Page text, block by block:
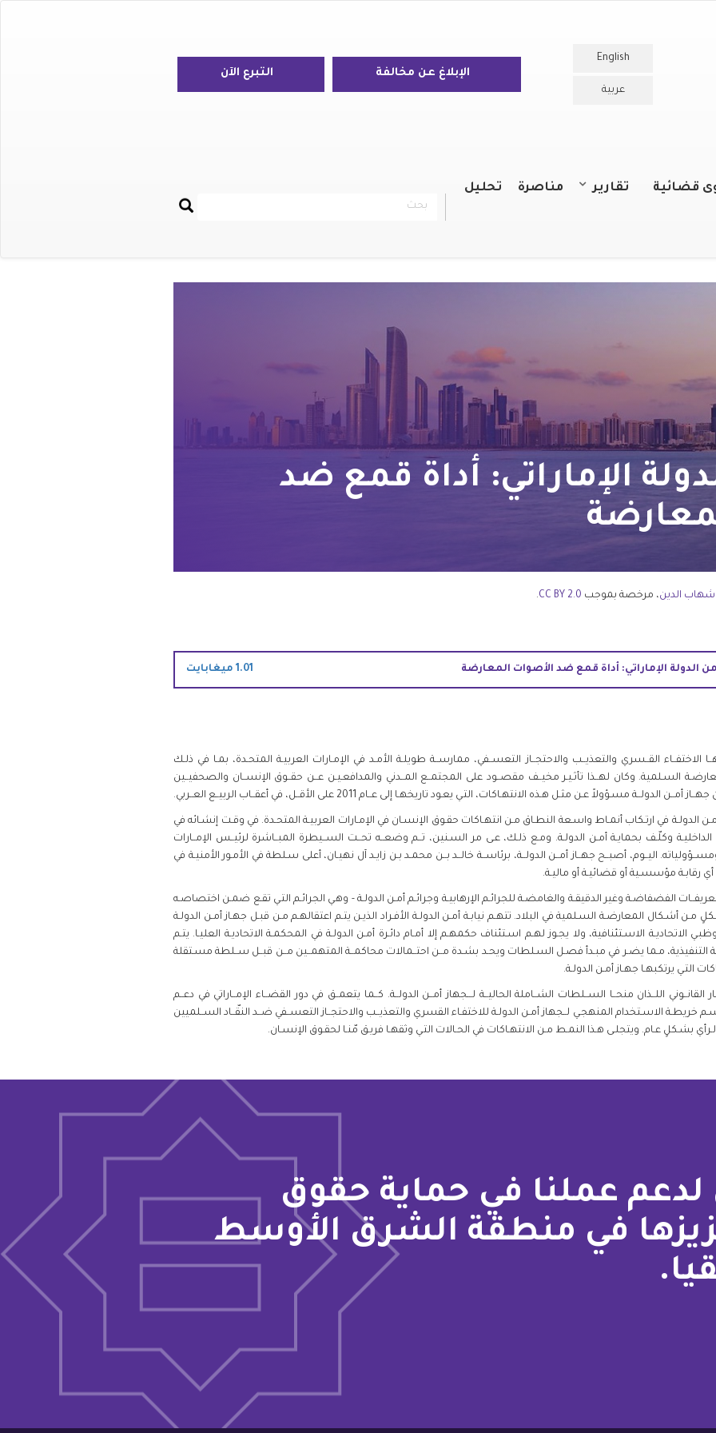
English
عربية
الإبلاغ عن مخالفة التبرع الآن
قضائية تقارير مناصرة تحليل
Rechercher
بحث
الإماراتي: أداة قمع ضد
شهاب الدين، مرخصة بموجب 2.0 CC BY
.
الدولة الإماراتي: أداة قمع ضد الأصوات المعارضة 1.01 ميغابايت
الاختفــاء القــسري والتعذيــب والاحتجــاز التعســفي، ممارســة طويلـة الأمـد في الإمـارات العربيـة المتحـدة، بمـا في ذلـك
السـلمية. وكان لهــذا تأثـيـر مخيــف مقصــود على المجتمــع المــدني والمدافعـيـن عــن حقــوق الإنســان والصحفيــين
مسـؤولاً عـن مثـل هـذه الانتهـاكات، التـي يعـود تاريخهـا إلى عــام 2011 على الأقــل، في أعقــاب الربيــع العــربي.
الدولـة في ارتـكاب أنمـاط واسـعة النطـاق مـن انتهـاكات حقـوق الإنسـان في الإمـارات العربيـة المتحـدة. في وقـت إنشـائه في
الداخليـة وكلّـف بحمايـة أمـن الدولـة. ومـع ذلـك، عـى مر السـنين، تــم وضعــه تحــت الســيطرة المبــاشرة لرئيــس الإمــارات
اليــوم، أصبــح جهــاز أمــن الدولــة، برئاســة خالــد بــن محمـد بـن زايـد آل نهيـان، أعلى سـلطة في الأمـور الأمنيـة في
رقابـة مؤسسـية أو قضائيـة أو ماليـة.
الفضفاضـة وغير الدقيقـة والغامضـة للجرائـم الإرهابيـة وجرائـم أمـن الدولـة - وهـي الجرائـم التـي تقـع ضمـن اختصاصـه
مـن أشـكال المعارضـة السـلمية في البلاد. تتهـم نيابـة أمـن الدولـة الأفـراد الذيـن يتـم اعتقالهـم مـن قبـل جهـاز أمـن الدولـة
الاتحاديـة الاسـتئنافية، ولا يجـوز لهـم اسـتئناف حكمهـم إلا أمـام دائـرة أمـن الدولـة في المحكمـة الاتحاديـة العليـا. يتـم
مـما يضـر في مبـدأ فصـل السـلطات ويحـد بشـدة مــن احتــمالات محاكمــة المتهمــين مــن قبــل ســلطة مسـتقلة
التـي يرتكبهـا جهـاز أمـن الدولـة.
القانــوني اللــذان منحــا الســلطات الشــاملة الحاليــة لـــجهاز أمــن الدولــة. كــما يتعمــق في دور القضــاء الإمــاراتي في دعــم
خريطـة الاسـتخدام المنهجـي لــجهاز أمـن الدولـة للاختفـاء القسري والتعذيــب والاحتجــاز التعســفي ضــد النقّــاد الســلميين
بشـكلٍ عـام. ويتجلـى هـذا النمـط مـن الانتهـاكات في الحـالات التـي وثقهـا فريـق مّنـا لحقـوق الإنسـان.
لدعم عملنا في حماية حقوق
في منطقة الشرق الأوسط